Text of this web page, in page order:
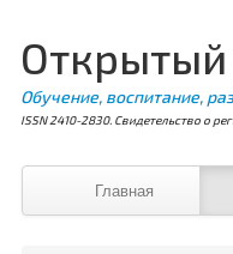
Открытый
Обучение, воспитание,
ISSN 2410-2830. Свидетельство о
Главная